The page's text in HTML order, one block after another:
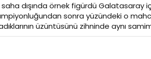
saha dışında örnek figürdü
sonra yüzündeki o
üzüntüsünü zihninde aynı